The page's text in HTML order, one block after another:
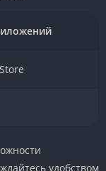
удобством